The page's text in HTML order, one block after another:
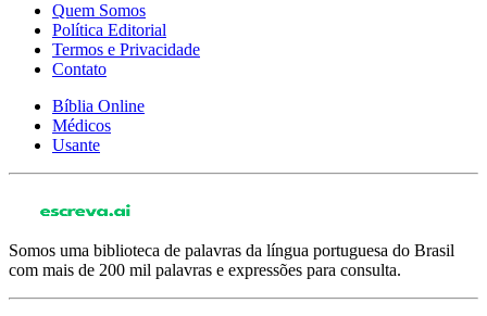
Quem Somos
Política Editorial
Termos e Privacidade
Contato
Bíblia Online
Médicos
Usante
Somos uma biblioteca de palavras da língua portuguesa do Brasil
com mais de 200 mil palavras e expressões para consulta.